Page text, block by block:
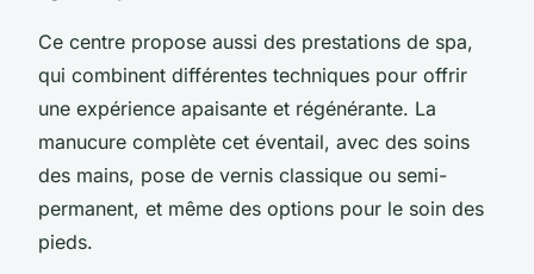
Ce centre propose aussi des prestations de spa,
qui combinent différentes techniques pour offrir
une expérience apaisante et régénérante. La
manucure complète cet éventail, avec des soins
des mains, pose de vernis classique ou semi-
permanent, et même des options pour le soin des
pieds.